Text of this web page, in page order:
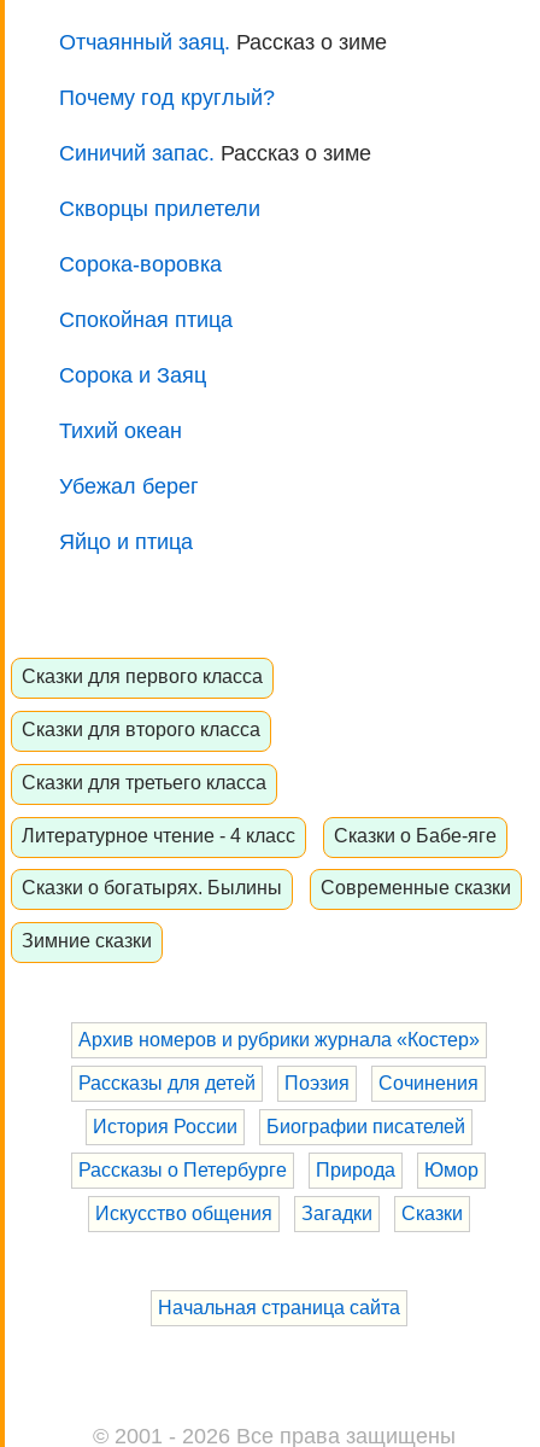
Отчаянный заяц. Рассказ о зиме
Почему год круглый?
Синичий запас. Рассказ о зиме
Скворцы прилетели
Сорока-воровка
Спокойная птица
Сорока и Заяц
Тихий океан
Убежал берег
Яйцо и птица
Сказки для первого класса
Сказки для второго класса
Сказки для третьего класса
Литературное чтение - 4 класс Сказки о Бабе-яге
Сказки о богатырях. Былины Современные сказки
Зимние сказки
Архив номеров и рубрики журнала «Костер»
Рассказы для детей Поэзия Сочинения
История России Биографии писателей
Рассказы о Петербурге Природа Юмор
Искусство общения Загадки Сказки
Начальная страница сайта
© 2001 - 2026 Все права защищены